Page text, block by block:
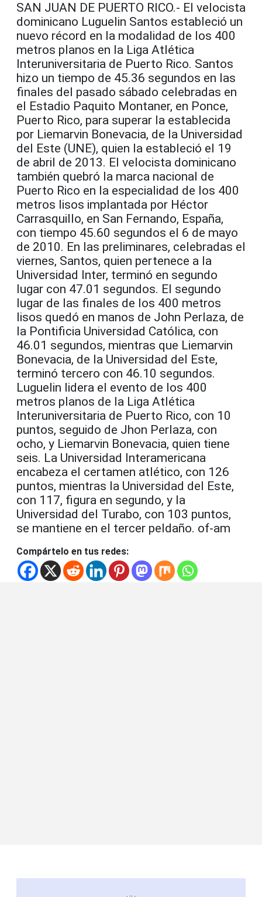
SAN JUAN DE PUERTO RICO.- El velocista
dominicano Luguelin Santos estableció un
nuevo récord en la modalidad de los 400
metros planos en la Liga Atlética
Interuniversitaria de Puerto Rico. Santos
hizo un tiempo de 45.36 segundos en las
finales del pasado sábado celebradas en
el Estadio Paquito Montaner, en Ponce,
Puerto Rico, para superar la establecida
por Liemarvin Bonevacia, de la Universidad
del Este (UNE), quien la estableció el 19
de abril de 2013. El velocista dominicano
también quebró la marca nacional de
Puerto Rico en la especialidad de los 400
metros lisos implantada por Héctor
Carrasquillo, en San Fernando, España,
con tiempo 45.60 segundos el 6 de mayo
de 2010. En las preliminares, celebradas el
viernes, Santos, quien pertenece a la
Universidad Inter, terminó en segundo
lugar con 47.01 segundos. El segundo
lugar de las finales de los 400 metros
lisos quedó en manos de John Perlaza, de
la Pontificia Universidad Católica, con
46.01 segundos, mientras que Liemarvin
Bonevacia, de la Universidad del Este,
terminó tercero con 46.10 segundos.
Luguelin lidera el evento de los 400
metros planos de la Liga Atlética
Interuniversitaria de Puerto Rico, con 10
puntos, seguido de Jhon Perlaza, con
ocho, y Liemarvin Bonevacia, quien tiene
seis. La Universidad Interamericana
encabeza el certamen atlético, con 126
puntos, mientras la Universidad del Este,
con 117, figura en segundo, y la
Universidad del Turabo, con 103 puntos,
se mantiene en el tercer peldaño. of-am
Compártelo en tus redes: